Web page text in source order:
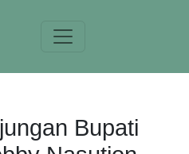
Bupati